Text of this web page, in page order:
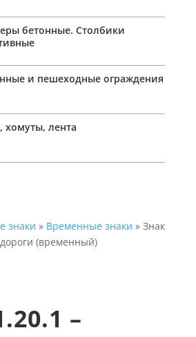
бетонные. Столбики
и пешеходные ограждения
хомуты, лента
знаки » Временные знаки » Знак
(временный)
–